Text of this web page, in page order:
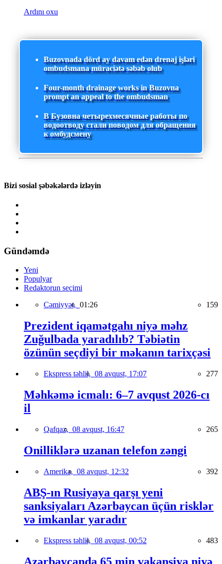
Ardını oxu
Buzovnada dörd ay davam edən drenaj işləri
ombudsmana müraciətə səbəb olub
Four-month drainage works in Buzovna
prompt an appeal to the ombudsman
В Бузовна четырехмесячные работы по
водоотводу стали поводом для обращения
к омбудсмену
Bizi sosial şəbəkələrdə izləyin
Gündəmdə
Yeni
Populyar
Redaktorun seçimi
Cəmiyyət, 01:26 159
Prezident iqamətgahı niyə məhz
Zuğulbada yaradılıb? Təbiətin
özünün seçdiyi bir məkanın tarixçəsi
Ekspress təhlil, 08 avqust, 17:07 277
Məhkəmə icmalı: 6–7 avqust 2026-cı
il
Qafqaz, 08 avqust, 16:47 265
Onilliklərə uzanan telefon zəngi
Amerika, 08 avqust, 12:32 392
ABŞ-ın Rusiyaya qarşı yeni
sanksiyaları Azərbaycan üçün risklər
və imkanlar yaradır
Ekspress təhlil, 08 avqust, 00:52 483
Azərbaycanda 65 min vakansiya niyə